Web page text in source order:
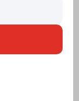
которые не
на
нужно